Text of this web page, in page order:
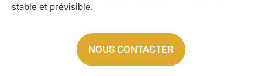
stable et prévisible.
NOUS CONTACTER